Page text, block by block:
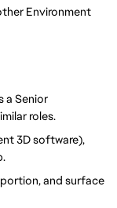
Environment
a Senior
roles.
3D software),
and surface